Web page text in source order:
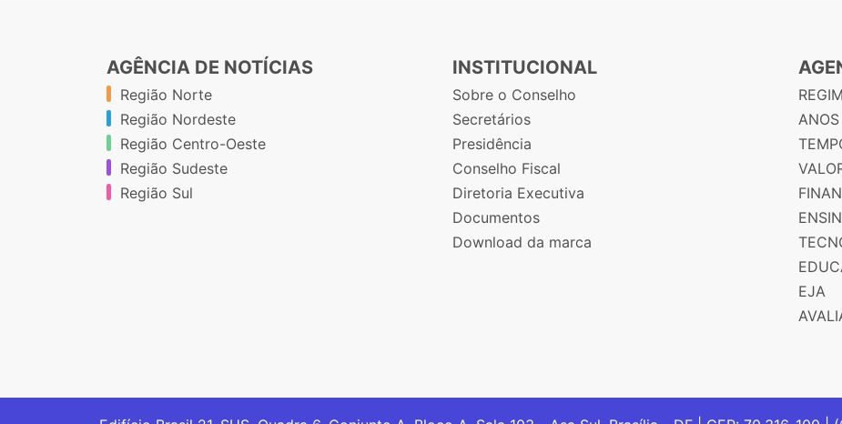
AGÊNCIA DE NOTÍCIAS
Região Norte
Região Nordeste
Região Centro-Oeste
Região Sudeste
Região Sul
INSTITUCIONAL
Sobre o Conselho
Secretários
Presidência
Conselho Fiscal
Diretoria Executiva
Documentos
Download da marca
EJA